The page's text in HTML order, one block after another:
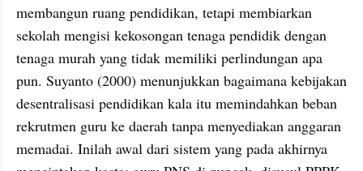
membangun ruang pendidikan, tetapi membiarkan
sekolah mengisi kekosongan tenaga pendidik dengan
tenaga murah yang tidak memiliki perlindungan apa
pun. Suyanto (2000) menunjukkan bagaimana kebijakan
desentralisasi pendidikan kala itu memindahkan beban
rekrutmen guru ke daerah tanpa menyediakan anggaran
memadai. Inilah awal dari sistem yang pada akhirnya